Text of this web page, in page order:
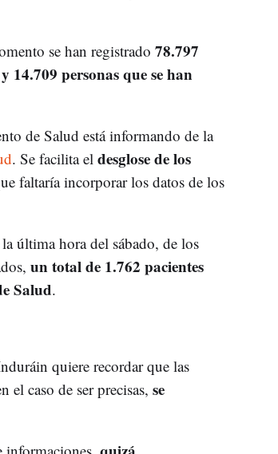
se han registrado 78.797
14.709 personas que se han
de Salud está informando de la
. Se facilita el desglose de los
faltaría incorporar los datos de los
última hora del sábado, de los
un total de 1.762 pacientes
Salud.
quiere recordar que las
el caso de ser precisas, se